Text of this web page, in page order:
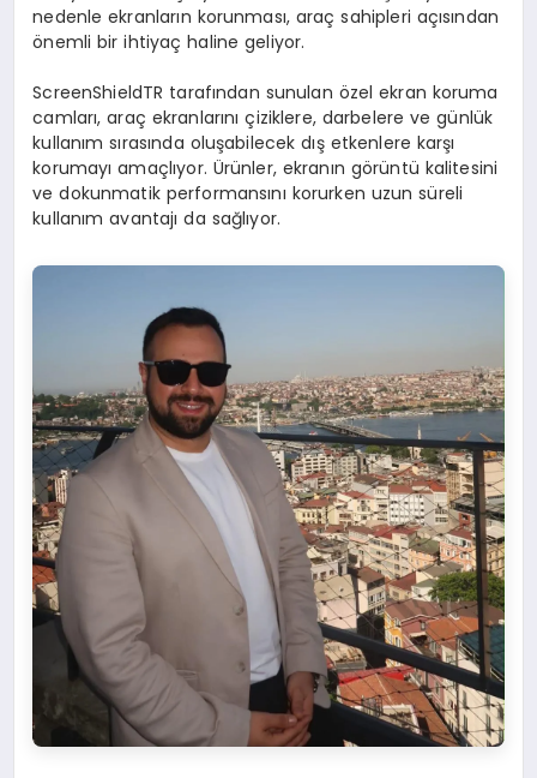
nedenle ekranların korunması, araç sahipleri açısından
önemli bir ihtiyaç haline geliyor.
ScreenShieldTR tarafından sunulan özel ekran koruma
camları, araç ekranlarını çiziklere, darbelere ve günlük
kullanım sırasında oluşabilecek dış etkenlere karşı
korumayı amaçlıyor. Ürünler, ekranın görüntü kalitesini
ve dokunmatik performansını korurken uzun süreli
kullanım avantajı da sağlıyor.